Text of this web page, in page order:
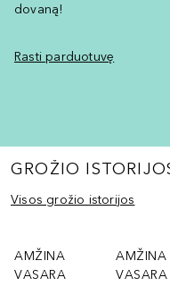
dovaną!
Rasti parduotuvę
GROŽIO
Visos grožio istorijos
AMŽINA
VASARA
AMŽINA
VASARA